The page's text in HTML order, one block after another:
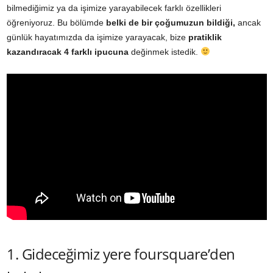
bilmediğimiz ya da işimize yarayabilecek farklı özellikleri
öğreniyoruz. Bu bölümde belki de bir çoğumuzun bildiği, ancak
günlük hayatımızda da işimize yarayacak, bize pratiklik
kazandıracak 4 farklı ipucuna değinmek istedik.
1. Gideceğimiz yere foursquare’den